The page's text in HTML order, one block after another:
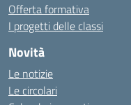
Offerta formativa
I progetti delle classi
Novità
Le notizie
Le circolari